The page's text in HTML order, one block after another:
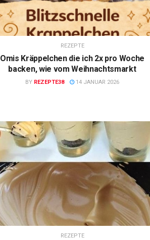
REZEPTE
Omis Kräppelchen die ich 2x pro Woche
backen, wie vom Weihnachtsmarkt
BY REZEPTE38 14 JANUAR 2026
REZEPTE